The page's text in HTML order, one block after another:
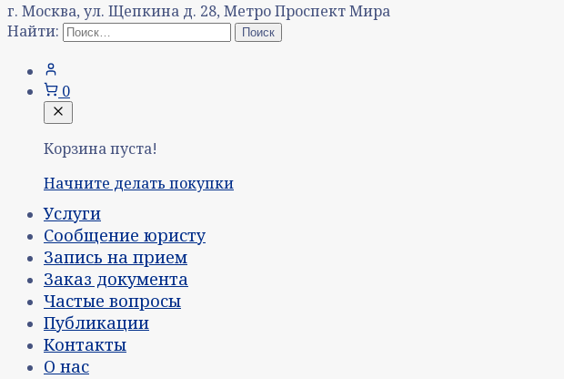
г. Москва, ул. Щепкина д. 28, Метро Проспект Мира
Найти:
0
Корзина пуста!
Начните делать покупки
Услуги
Сообщение юристу
Запись на прием
Заказ документа
Частые вопросы
Публикации
Контакты
О нас